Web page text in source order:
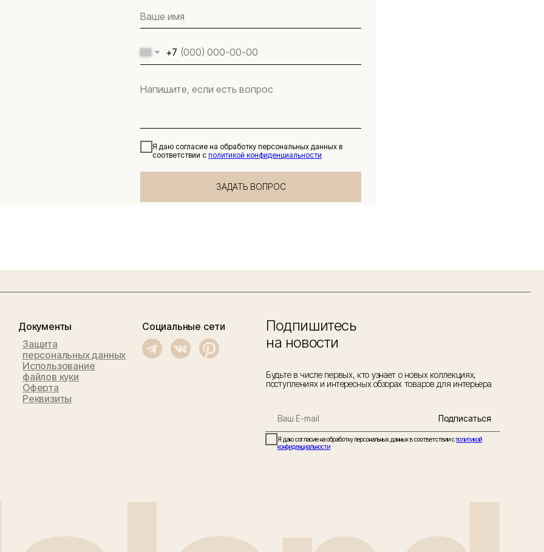
+7
Я даю согласие на обработку персональных данных в
соответствии с политикой конфиденциальности
ЗАДАТЬ ВОПРОС
Подпишитесь
на новости
Будьте в числе первых, кто узнает о новых коллекциях,
поступлениях и интересных обзорах товаров для интерьера
Я даю согласие на обработку персональных данных в соответствии сполитикой
конфиденциальности
Подписаться
Реквизиты
Оферта
Использование
файлов куки
Защита
персональных данных
Документы Социальные сети